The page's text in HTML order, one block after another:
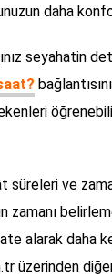
daha
seyahatin
süreleri ve
zamanı
alarak daha
üzerinden